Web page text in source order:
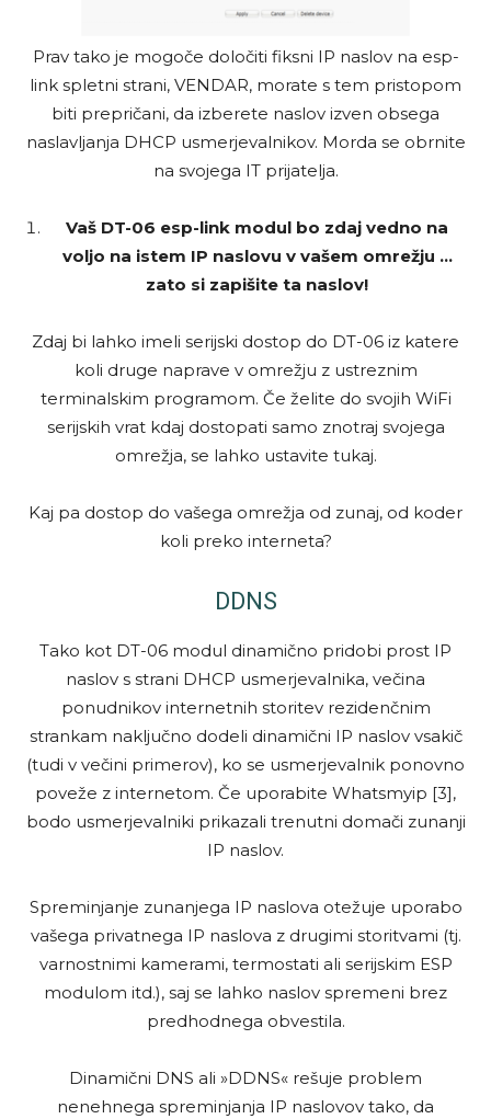
Prav tako je mogoče določiti fiksni IP naslov na esp-
link spletni strani, VENDAR, morate s tem pristopom
biti prepričani, da izberete naslov izven obsega
naslavljanja DHCP usmerjevalnikov. Morda se obrnite
na svojega IT prijatelja.
Vaš DT-06 esp-link modul bo zdaj vedno na
voljo na istem IP naslovu v vašem omrežju …
zato si zapišite ta naslov!
Zdaj bi lahko imeli serijski dostop do DT-06 iz katere
koli druge naprave v omrežju z ustreznim
terminalskim programom. Če želite do svojih WiFi
serijskih vrat kdaj dostopati samo znotraj svojega
omrežja, se lahko ustavite tukaj.
Kaj pa dostop do vašega omrežja od zunaj, od koder
koli preko interneta?
DDNS
Tako kot DT-06 modul dinamično pridobi prost IP
naslov s strani DHCP usmerjevalnika, večina
ponudnikov internetnih storitev rezidenčnim
strankam naključno dodeli dinamični IP naslov vsakič
(tudi v večini primerov), ko se usmerjevalnik ponovno
poveže z internetom. Če uporabite Whatsmyip [3],
bodo usmerjevalniki prikazali trenutni domači zunanji
IP naslov.
Spreminjanje zunanjega IP naslova otežuje uporabo
vašega privatnega IP naslova z drugimi storitvami (tj.
varnostnimi kamerami, termostati ali serijskim ESP
modulom itd.), saj se lahko naslov spremeni brez
predhodnega obvestila.
Dinamični DNS ali »DDNS« rešuje problem
nenehnega spreminjanja IP naslovov tako, da